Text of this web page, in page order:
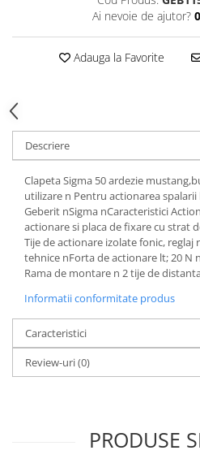
Rezervoare aparente
Clapete de actionare
Cabine simple de dus
Panouri si usi de dus
Cadite de dus
Rigole de dus
Mobilier baie
Seturi mobilier baie
Dulapuri baza si blaturi lavoar
Dulapuri cu oglinda
Oglinzi baie, oglinzi cosmetice si
corpuri de iluminat
Accesorii baie
Seturi de accesorii
Savoniere
Ai nevoie de ajutor?
Adauga la Favorite
Descriere
Clapeta Sigma 50 ardezie
utilizare n Pentru actionarea
Geberit nSigma nCaracteristici
actionare si placa de fixare cu strat
Tije de actionare izolate fonic, reglaj
tehnice nForta de actionare lt; 20 N
Rama de montare n 2 tije de
Informatii conformitate produs
Caracteristici
Review-uri(0)
PRODUSE